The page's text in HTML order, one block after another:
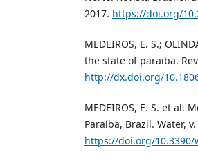
2017. https://doi.org/
MEDEIROS, E. S.;
the state of paraiba.
http://dx.doi.org/
MEDEIROS, E. S. et al.
Paraíba, Brazil. Water,
https://doi.org/10.3390/